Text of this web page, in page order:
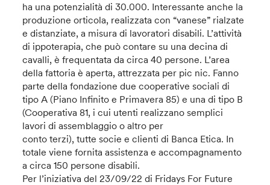
ha una potenzialità di 30.000. Interessante anche la
produzione orticola, realizzata con “vanese” rialzate
e distanziate, a misura di lavoratori disabili. L’attività
di ippoterapia, che può contare su una decina di
cavalli, è frequentata da circa 40 persone. L’area
della fattoria è aperta, attrezzata per pic nic. Fanno
parte della fondazione due cooperative sociali di
tipo A (Piano Infinito e Primavera 85) e una di tipo B
(Cooperativa 81, i cui utenti realizzano semplici
lavori di assemblaggio o altro per
conto terzi), tutte socie e clienti di Banca Etica. In
totale viene fornita assistenza e accompagnamento
a circa 150 persone disabili.
Per l’iniziativa del 23/09/22 di Fridays For Future